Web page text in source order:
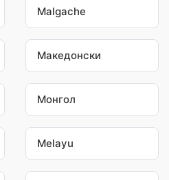
Malgache
Македонски
Монгол
Melayu